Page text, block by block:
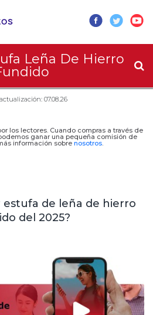
Leña De Hierro
07.08.26
los lectores. Cuando compras a través de
ganar una pequeña comisión de
información sobre nosotros.
estufa de leña de hierro
del 2025?